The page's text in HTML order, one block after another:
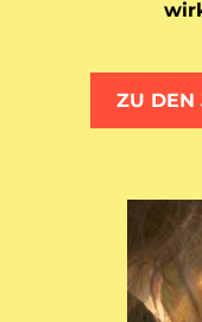
ZU DEN